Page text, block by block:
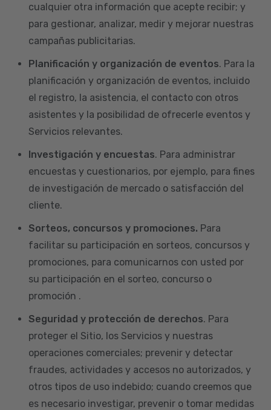
cualquier otra información que acepte recibir; y
para gestionar, analizar, medir y mejorar nuestras
campañas publicitarias.
Planificación y organización de eventos. Para la
planificación y organización de eventos, incluido
el registro, la asistencia, el contacto con otros
asistentes y la posibilidad de ofrecerle eventos y
Servicios relevantes.
Investigación y encuestas. Para administrar
encuestas y cuestionarios, por ejemplo, para fines
de investigación de mercado o satisfacción del
cliente.
Sorteos, concursos y promociones. Para
facilitar su participación en sorteos, concursos y
promociones, para comunicarnos con usted por
su participación en el sorteo, concurso o
promoción .
Seguridad y protección de derechos. Para
proteger el Sitio, los Servicios y nuestras
operaciones comerciales; prevenir y detectar
fraudes, actividades y accesos no autorizados, y
otros tipos de uso indebido; cuando creemos que
es necesario investigar, prevenir o tomar medidas